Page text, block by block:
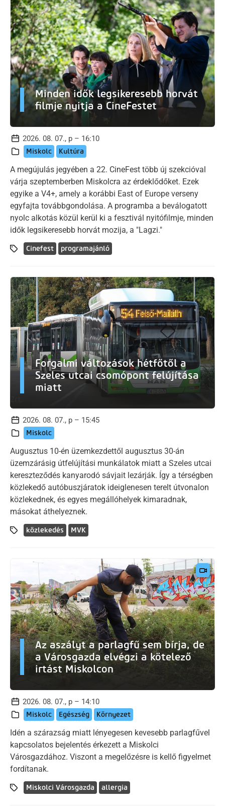
Minden idők legsikeresebb horvát
filmje nyitja a CineFestet
2026. 08. 07., p – 16:10
Miskolc Kultúra
A megújulás jegyében a 22. CineFest több új szekcióval
várja szeptemberben Miskolcra az érdeklődőket. Ezek
egyike a V4+, amely a korábbi East of Europe verseny
egyfajta továbbgondolása. A programba a beválogatott
nyolc alkotás közül kerül ki a fesztivál nyitófilmje, minden
idők legsikeresebb horvát mozija, a "Lagzi."
Cinefest programajánló
Forgalmi változások hétfőtől a
Szeles utcai csomópont felújítása
miatt
2026. 08. 07., p – 15:45
Miskolc
Augusztus 10-én üzemkezdettől augusztus 30-án
üzemzárásig útfelújítási munkálatok miatt a Szeles utcai
kereszteződés kanyarodó sávjait lezárják. Így a térségben
közlekedő autóbuszjáratok ideiglenesen terelt útvonalon
közlekednek, és egyes megállóhelyek kimaradnak,
másokat áthelyeznek.
közlekedés MVK
Az aszályt a parlagfű sem bírja, de
a Városgazda elvégzi a kötelező
irtást Miskolcon
2026. 08. 07., p – 14:10
Miskolc Egészség Környezet
Idén a szárazság miatt lényegesen kevesebb parlagfűvel
kapcsolatos bejelentés érkezett a Miskolci
Városgazdához. Viszont a megelőzésre is kellő figyelmet
fordítanak.
Miskolci Városgazda allergia